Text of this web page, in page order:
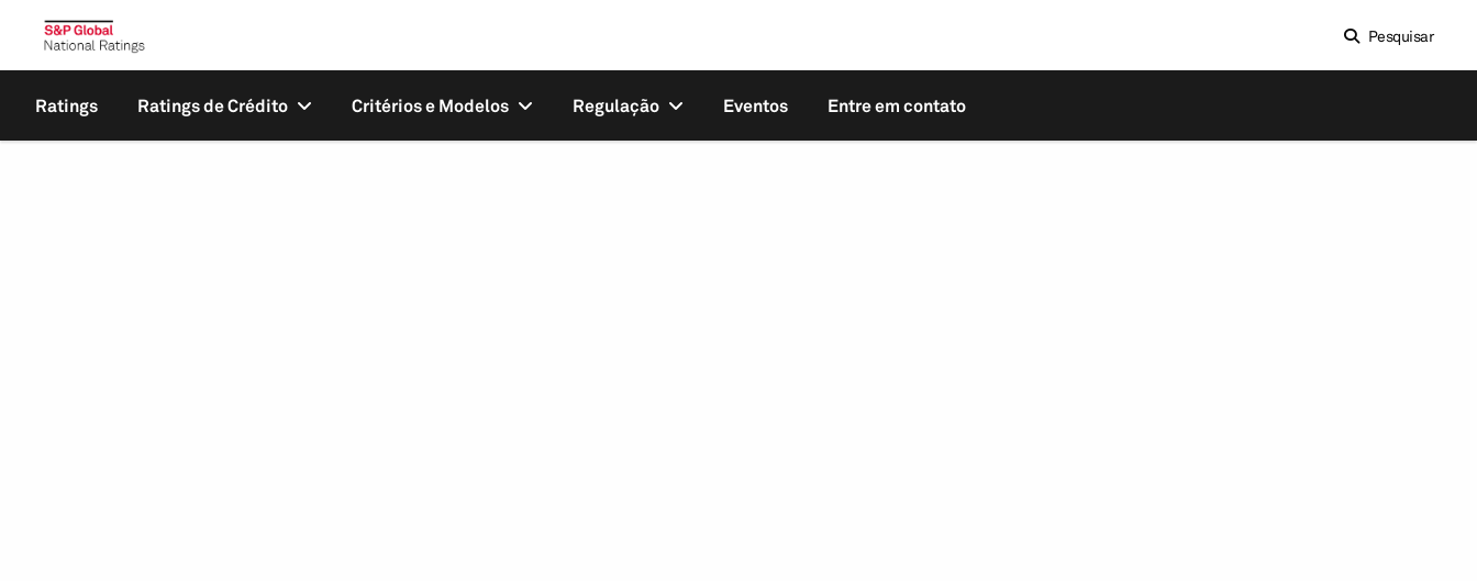
Pesquisar
Ratings Ratings de Crédito Critérios e Modelos Regulação Eventos Entre em contato